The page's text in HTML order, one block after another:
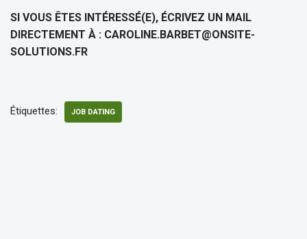
SI VOUS ÊTES INTÉRESSÉ(E), ÉCRIVEZ UN MAIL
DIRECTEMENT À : CAROLINE.BARBET@ONSITE-
SOLUTIONS.FR
Étiquettes: JOB DATING